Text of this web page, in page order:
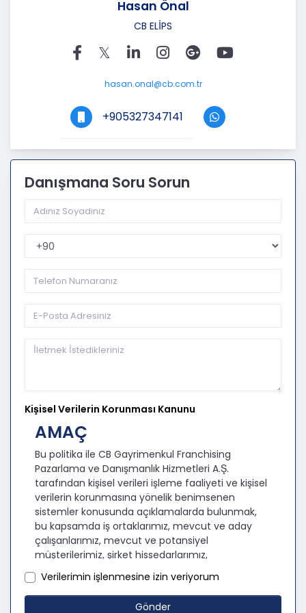
Hasan Önal
CB ELİPS
hasan.onal@cb.com.tr
+905327347141
Danışmana Soru Sorun
Telefon Kodu
Kişisel Verilerin Korunması Kanunu
AMAÇ
Bu politika ile CB Gayrimenkul Franchising
Pazarlama ve Danışmanlık Hizmetleri A.Ş.
tarafından kişisel verileri işleme faaliyeti ve kişisel
verilerin korunmasına yönelik benimsenen
sistemler konusunda açıklamalarda bulunmak,
bu kapsamda iş ortaklarımız, mevcut ve aday
çalışanlarımız, mevcut ve potansiyel
müşterilerimiz, şirket hissedarlarımız,
ziyaretçilerimiz ve üçüncü kişiler başta olmak
üzer kişisel verileri şirketimiz tarafından işlenen
kişilerin bilgilendirilerek şeffaflığın sağlanması
Verilerimin işlenmesine izin veriyorum
Gönder